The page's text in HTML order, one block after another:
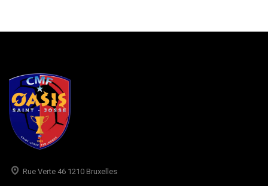
Rue Verte 46 1210 Bruxelles